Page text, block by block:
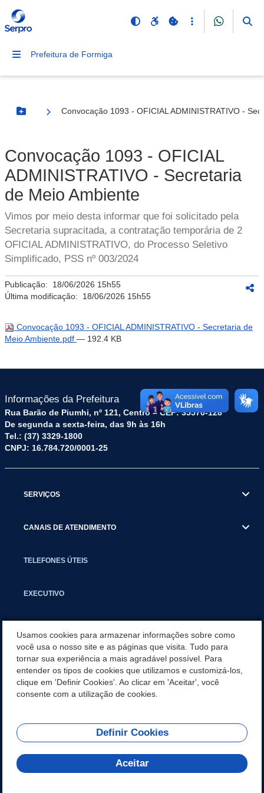
Prefeitura de Formiga
Botão Menu
Convocação 1093 - OFICIAL ADMINISTRATIVO -
Convocação 1093 - OFICIAL
ADMINISTRATIVO - Secretaria
de Meio Ambiente
Vimos por meio desta informar que foi solicitado pela
Secretaria supracitada, a contratação temporária de 2
OFICIAL ADMINISTRATIVO, do Processo Seletivo
Simplificado, PSS nº 003/2024
Publicação: 18/06/2026 15h55
Última modificação: 18/06/2026 15h55
Convocação 1093 - OFICIAL ADMINISTRATIVO - Secretaria de
Meio Ambiente.pdf — 192.4 KB
Informações da Prefeitura
Rua Barão de Piumhi, nº 121, Centro – CEP: 35570-128
De segunda a sexta-feira, das 9h às 16h
Tel.: (37) 3329-1800
CNPJ: 16.784.720/0001-25
SERVIÇOS
CANAIS DE ATENDIMENTO
TELEFONES ÚTEIS
EXECUTIVO
APLICATIVO
SECRETARIAS
REDES SOCIAIS
Usamos cookies para armazenar informações sobre como
você usa o nosso site e as páginas que visita. Tudo para
tornar sua experiência a mais agradável possível. Para
entender os tipos de cookies que utilizamos e customizá-los,
clique em 'Definir Cookies'. Ao clicar em 'Aceitar', você
consente com a utilização de cookies.
Definir Cookies
Aceitar